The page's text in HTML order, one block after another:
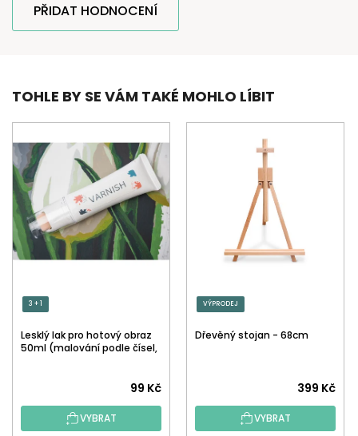
PŘIDAT HODNOCENÍ
TOHLE BY SE VÁM TAKÉ MOHLO LÍBIT
3 + 1
Lesklý lak pro hotový obraz
50ml (malování podle čísel,
hodnocení
produktu
99 Kč
VYBRAT
VÝPRODEJ
Dřevěný stojan - 68cm
399 Kč
VYBRAT